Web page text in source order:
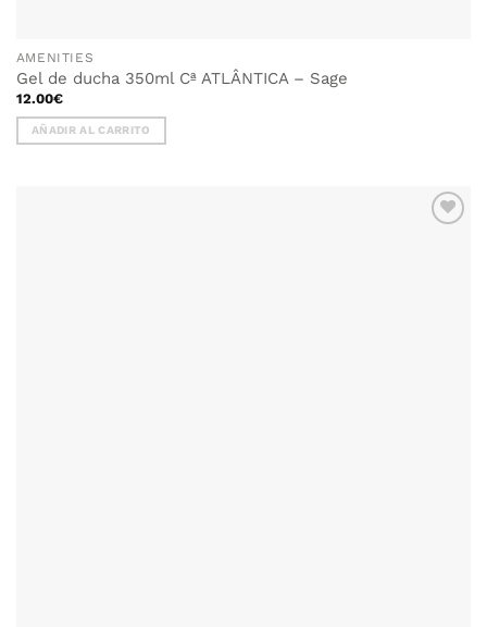
AMENITIES
Gel de ducha 350ml Cª ATLÂNTICA – Sage
12.00€
AÑADIR AL CARRITO